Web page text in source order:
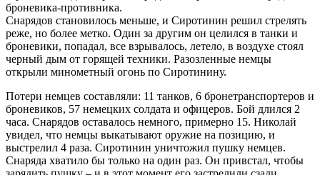
броневика-противника.
Снарядов становилось меньше, и Сиротинин решил стрелять
реже, но более метко. Один за другим он целился в танки и
броневики, попадал, все взрывалось, летело, в воздухе стоял
черный дым от горящей техники. Разозленные немцы
открыли минометный огонь по Сиротинину.
Потери немцев составляли: 11 танков, 6 бронетранспортеров и
броневиков, 57 немецких солдата и офицеров. Бой длился 2
часа. Снарядов оставалось немного, примерно 15. Николай
увидел, что немцы выкатывают оружие на позицию, и
выстрелил 4 раза. Сиротинин уничтожил пушку немцев.
Снаряда хватило бы только на один раз. Он привстал, чтобы